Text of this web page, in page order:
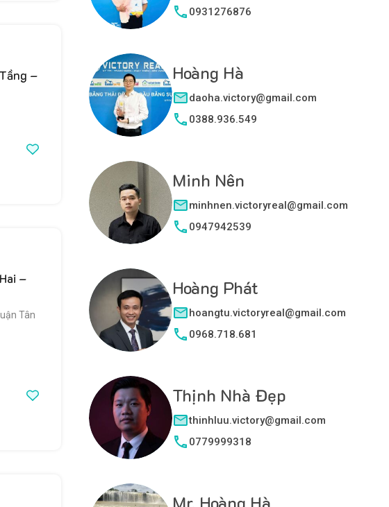
–
–
Tân
0931276876
Hoàng Hà
daoha.victory@gmail.com
0388.936.549
Minh Nên
minhnen.victoryreal@gmail.com
0947942539
Hoàng Phát
hoangtu.victoryreal@gmail.com
0968.718.681
Thịnh Nhà Đẹp
thinhluu.victory@gmail.com
0779999318
Mr. Hoàng Hà